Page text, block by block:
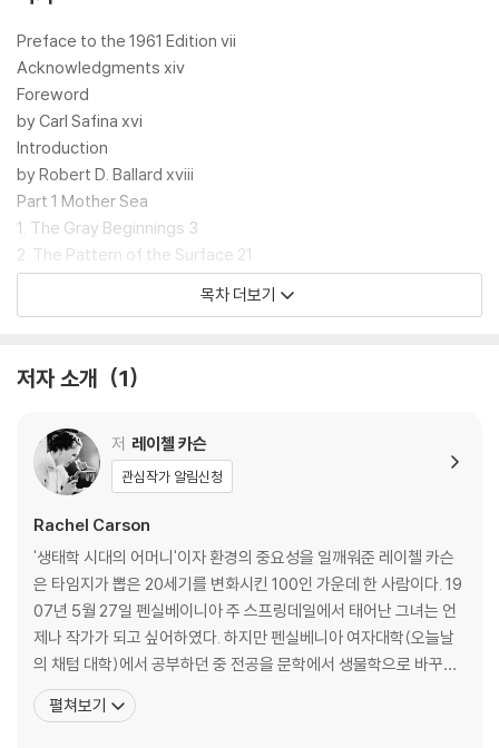
or his role in finding the Titanic as well as for his discovery of li
fe around deep-sea hydrothermal vents; and an afterword by
Brian J. Skinner, an eminent geologist and former president of
the Geological Society of America.
The book itself remains as fresh today as when it first appear
ed. Carson's writing teems with stunning, memorable images
--the newly formed Earth cooling beneath an endlessly overc
ast sky; the centuries of nonstop rain that created the ocean
s; incredibly powerful tides moving 100 billion tons of water da
ily in the Bay of Fundy. Quite simply, she captures the mystery
and allure of the ocean with a compelling blend of imagination
ponder what lies beneath the waves, this illustrated special e
Preface to the 1961 Edition vii
Acknowledgments xiv
Foreword
by Carl Safina xvi
Introduction
by Robert D. Ballard xviii
Part 1 Mother Sea
1. The Gray Beginnings 3
2. The Pattern of the Surface 21
3. The Changing Year 39
7. The Birth of an Island 109
Part 2 The Restless Sea
9. Wind and Water 143
10. Wind, Sun, and the Spinning of the Earth 169
11. The Moving Tides 187
Part 3 Man and the Sea About Him
12. The Global Thermostat 207
13. Wealth from the Salt Seas 229
14. The Encircling Sea 243
Afterword
Credits 274
목차 더보기
저자 소개 1
저 레이첼 카슨
관심작가 알림신청
Rachel Carson
'생태학 시대의 어머니'이자 환경의 중요성을 일깨워준 레이첼 카슨
은 타임지가 뽑은 20세기를 변화시킨 100인 가운데 한 사람이다. 19
07년 5월 27일 펜실베이니아 주 스프링데일에서 태어난 그녀는 언
제나 작가가 되고 싶어하였다. 하지만 펜실베니아 여자대학(오늘날
의 채텀 대학)에서 공부하던 중 전공을 문학에서 생물학으로 바꾸었
는데, 1929년 졸업할 때 이 학교에서 과학 전공으로 학위를 받은 보
기 드문 여학생이기도 했다. 1929년 졸업한 카슨은 우즈홀해양연구
펼쳐보기